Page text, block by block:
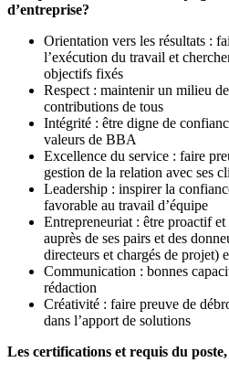
d’entreprise?
Orientation vers les résultats :
l’exécution du travail et
objectifs fixés
Respect : maintenir un milieu
contributions de tous
Intégrité : être digne de
valeurs de BBA
Excellence du service : faire
gestion de la relation avec ses
Leadership : inspirer la
favorable au travail d’équipe
Entrepreneuriat : être proactif
auprès de ses pairs et des
directeurs et chargés de projet)
Communication : bonnes
rédaction
Créativité : faire preuve de
dans l’apport de solutions
Les certifications et requis du